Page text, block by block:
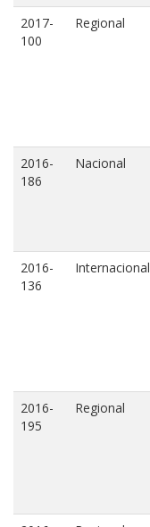
2017-
100
Regional
2016-
186
Nacional
2016-
136
Internacional
2016-
195
Regional